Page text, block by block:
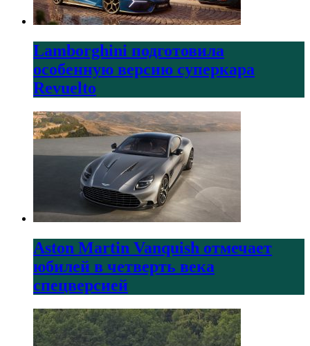
Lamborghini подготовила
особенную версию суперкара
Revuelto
Aston Martin Vanquish отмечает
юбилей в четверть века
спецверсией